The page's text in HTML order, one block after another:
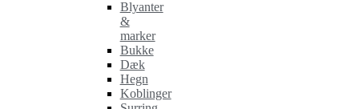
Blyanter
&
marker
Bukke
Dæk
Hegn
Koblinger